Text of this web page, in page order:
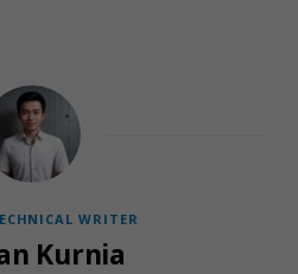
WRITER
Kurnia